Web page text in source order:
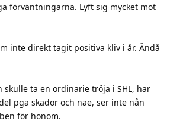
förväntningarna. Lyft sig mycket mot
inte direkt tagit positiva kliv i år. Ändå
ta en ordinarie tröja i SHL, har
pga skador och nae, ser inte nån
för honom.